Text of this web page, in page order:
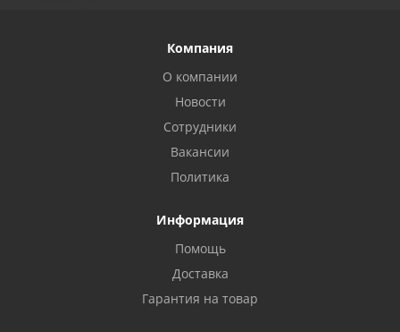
Компания
О компании
Новости
Сотрудники
Вакансии
Политика
Информация
Помощь
Доставка
Гарантия на товар